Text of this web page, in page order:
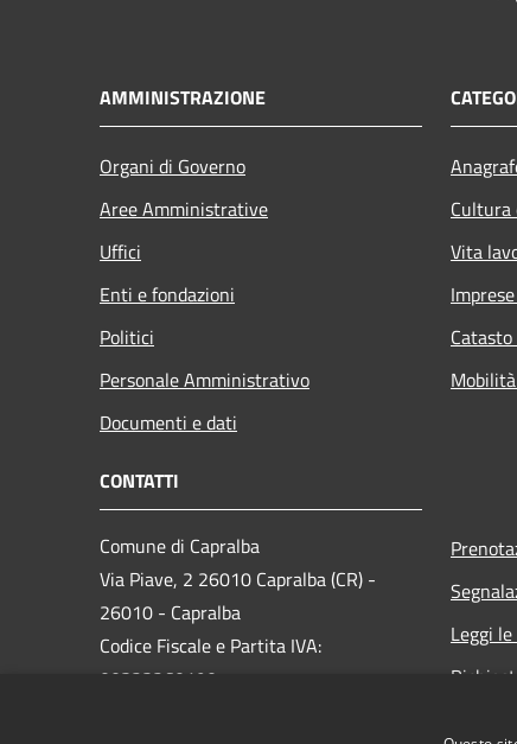
AMMINISTRAZIONE
Organi di Governo
Aree Amministrative
Uffici
Enti e fondazioni
Politici
Personale Amministrativo
Documenti e dati
Cultura
Vita
CONTATTI
Comune di Capralba
Via Piave, 2 26010 Capralba (CR) -
26010 - Capralba
Codice Fiscale e Partita IVA:
00323260190
Leggi le